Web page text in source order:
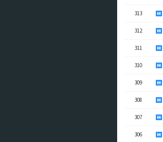
313
312
311
310
309
308
307
306